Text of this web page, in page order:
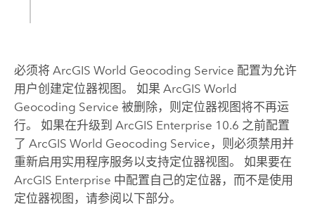
必须将 ArcGIS World Geocoding Service 配置为允许
用户创建定位器视图。 如果 ArcGIS World
Geocoding Service 被删除，则定位器视图将不再运
行。 如果在升级到 ArcGIS Enterprise 10.6 之前配置
了 ArcGIS World Geocoding Service ，则必须禁用并
重新启用实用程序服务以支持定位器视图。 如果要在
ArcGIS Enterprise 中配置自己的定位器，而不是使用
定位器视图，请参阅以下部分。